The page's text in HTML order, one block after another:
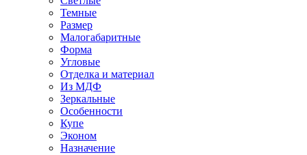
Темные
Размер
Малогабаритные
Форма
Угловые
Отделка и материал
Из МДФ
Зеркальные
Особенности
Купе
Эконом
Назначение